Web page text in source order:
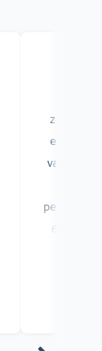
een
van het
personeel
6 heeft